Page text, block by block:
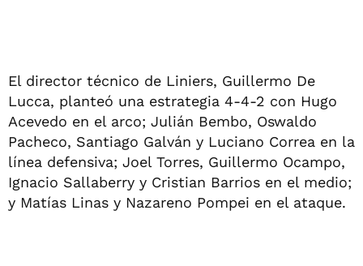
El director técnico de Liniers, Guillermo De
Lucca, planteó una estrategia 4-4-2 con Hugo
Acevedo en el arco; Julián Bembo, Oswaldo
Pacheco, Santiago Galván y Luciano Correa en la
línea defensiva; Joel Torres, Guillermo Ocampo,
Ignacio Sallaberry y Cristian Barrios en el medio;
y Matías Linas y Nazareno Pompei en el ataque.